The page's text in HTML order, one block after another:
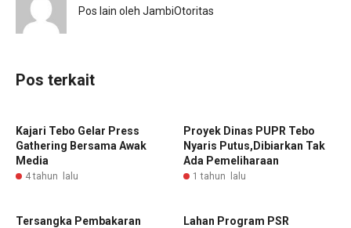
Pos lain oleh JambiOtoritas
Pos terkait
Kajari Tebo Gelar Press
Gathering Bersama Awak
Media
4 tahun lalu
Proyek Dinas PUPR Tebo
Nyaris Putus,Dibiarkan Tak
Ada Pemeliharaan
1 tahun lalu
Tersangka Pembakaran
Lahan Program PSR